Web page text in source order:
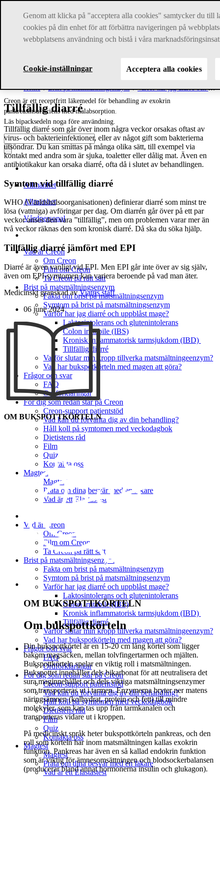
pankreasinsufficiens med malabsorption.
Creon är ett receptfritt läkemedel för behandling av exokrin
pankreasinsufficiens med malabsorption.
Läs bipacksedeln noga före användning.
Allmänhet
Allmänhet
Vårdpersonal
Vad är Creon
Om Creon
Film om Creon
Ta Creon på rätt sätt
Brist på matsmältningsenzym
Fakta om brist på matsmältningsenzym
Symtom på brist på matsmältningsenzym
Varför har jag diarré och uppblåst mage?
Laktosintolerans och glutenintolerans
Colon irritabile (IBS)
Kronisk inflammatorisk tarmsjukdom (IBD)
Tillfällig diarré
Varför slutar min kropp tillverka matsmältningeenzym?
Vad har bukspotkörteln med magen att göra?
Frågor och svar
FAQ
Ordförklaringar
För dig som redan står på Creon
Creon-support patientstöd
Vad kan du förvänta dig av din behandling?
Håll koll på symtomen med veckodagbok
Dietistens råd
Film
Quiz
Kontakta oss
Magtest
Magtest
Prata om dina besvär med en läkare
Vad är ett Elastastest
Vad är Creon
Om Creon
Film om Creon
Ta Creon på rätt sätt
Brist på matsmältningsenzym
Fakta om brist på matsmältningsenzym
Symtom på brist på matsmältningsenzym
Varför har jag diarré och uppblåst mage?
Laktosintolerans och glutenintolerans
Colon irritabile (IBS)
Kronisk inflammatorisk tarmsjukdom (IBD)
Tillfällig diarré
Varför slutar min kropp tillverka matsmältningeenzym?
Vad har bukspotkörteln med magen att göra?
Frågor och svar
FAQ
Ordförklaringar
För dig som redan står på Creon
Creon-support patientstöd
Vad kan du förvänta dig av din behandling?
Håll koll på symtomen med veckodagbok
Dietistens råd
Film
Quiz
Kontakta oss
Magtest
Magtest
Prata om dina besvär med en läkare
Vad är ett Elastastest
Home Brist på matsmältningsenzym Varför har jag diarré och uppblåst mage?
Tillfällig diarré
Tillfällig diarré som går över inom några veckor orsakas oftast av
virus- och bakterieinfektioner, eller av något gift som bakterierna
utsöndrar. Du kan smittas på många olika sätt, till exempel via
kontakt med andra som är sjuka, toaletter eller dålig mat. Även en
antibiotikakur kan orsaka diarré, ofta då i slutet av behandlingen.
Symtom vid tillfällig diarré
WHO (Världshälsoorganisationen) definierar diarré som minst tre
lösa (vattniga) avföringar per dag. Om diarrén går över på ett par
veckor anses den vara ”tillfällig”, men om problemen varar mer än
två veckor räknas den som kronisk diarré. Då ska du söka hjälp.
Tillfällig diarré jämfört med EPI
Diarré är även vanligt vid EPI. Men EPI går inte över av sig själv,
även om EPI-symtomen kan variera beroende på vad man äter.
Medicinskt granskad avViatris staff
06 june 2024
OM BUKSPOTTKÖRTELN
OM BUKSPOTTKÖRTELN
Om bukspottkörteln
Din bukspottkörtel är en 15-20 cm lång körtel som ligger
bakom magsäcken, mellan tolvfingertarmen och mjälten.
Bukspottkörteln spelar en viktig roll i matsmältningen.
Bukspottet innehåller dels bikarbonat för att neutralisera det
sura maginnehållet och dels viktiga matsmältningsenzymer
som transporteras ut i tarmen. Enzymerna bryter ner matens
näringsämnen (kolhydrat, protein och fett) till mindre
molekyler, som kan tas upp från tarmkanalen och
transporteras vidare ut i kroppen.
På medicinskt språk heter bukspottkörteln pankreas, och den
roll som körteln har inom matsmältningen kallas exokrin
funktion. Pankreas har även en så kallad endokrin funktion
som är viktig för ämnesomsättningen och blodsockerbalansen
(producerar bland annat hormonerna insulin och glukagon).
Genom att klicka på "acceptera alla cookies" samtycker du till
cookies på din enhet för att förbättra navigeringen på
webbplatsens användning och bistå i våra
Cookie-inställningar Acceptera alla cookies